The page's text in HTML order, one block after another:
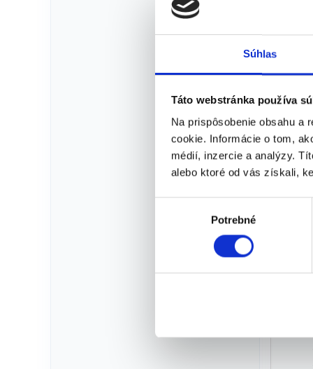
Súhlas
Táto webstránka používa
Na prispôsobenie obsahu a
cookie. Informácie o tom,
médií, inzercie a analýzy.
alebo ktoré od vás získali,
r
l
Potrebné
5